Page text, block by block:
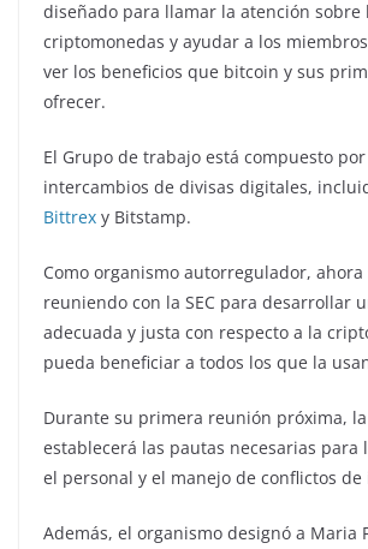
diseñado para llamar la atención sobre
criptomonedas y ayudar a los
ver los beneficios que bitcoin y sus
ofrecer.
El Grupo de trabajo está compuesto
intercambios de divisas digitales,
Bittrex y Bitstamp.
Como organismo autorregulador, ahora
reuniendo con la SEC para desarrollar
adecuada y justa con respecto a la
pueda beneficiar a todos los que la
Durante su primera reunión próxima,
establecerá las pautas necesarias para
el personal y el manejo de conflictos de
Además, el organismo designó a Maria